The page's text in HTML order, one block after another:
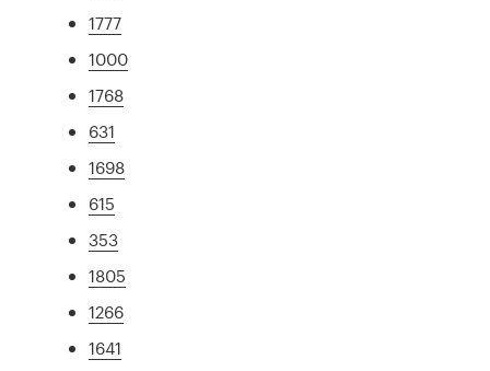
1777
1000
1768
631
1698
615
353
1805
1266
1641